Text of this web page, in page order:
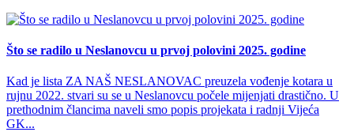
Što se radilo u Neslanovcu u prvoj polovini 2025. godine
Kad je lista ZA NAŠ NESLANOVAC preuzela vođenje kotara u
rujnu 2022. stvari su se u Neslanovcu počele mijenjati drastično. U
prethodnim člancima naveli smo popis projekata i radnji Vijeća
GK...